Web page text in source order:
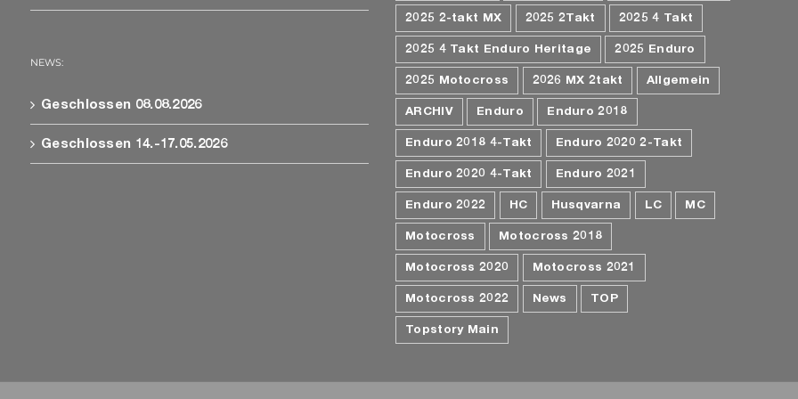
NEWS:
Geschlossen 08.08.2026
Geschlossen 14.-17.05.2026
2025 2-takt MX 2025 2Takt 2025 4 Takt
2025 4 Takt Enduro Heritage 2025 Enduro
2025 Motocross 2026 MX 2takt Allgemein
ARCHIV Enduro Enduro 2018
Enduro 2018 4-Takt Enduro 2020 2-Takt
Enduro 2020 4-Takt Enduro 2021
Enduro 2022 HC Husqvarna LC MC
Motocross Motocross 2018
Motocross 2020 Motocross 2021
Motocross 2022 News TOP
Topstory Main